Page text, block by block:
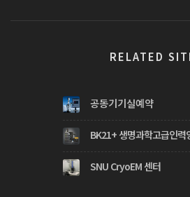
RELATED
공동기기실예약
BK21+ 생명과학고급인력
SNU CryoEM 센터